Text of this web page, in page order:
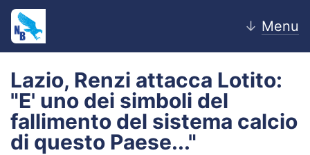
↓ Menu
Home
News
Lazio, Renzi attacca Lotito:
"E' uno dei simboli del
fallimento del sistema calcio
di questo Paese..."